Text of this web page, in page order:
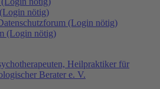
nötig)
(Login nötig)
(Login nötig)